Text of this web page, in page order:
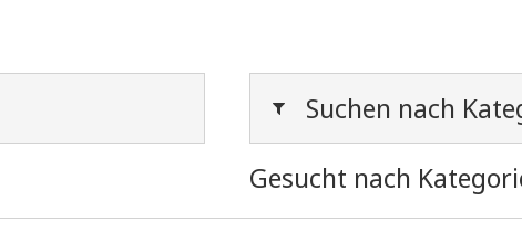
Suchen nach
Gesucht nach